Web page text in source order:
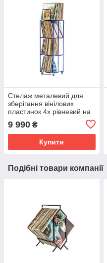
Стелаж металевий для
зберігання вінілових
пластинок 4х рівневий на
колесах 340х340х1250мм
9 990 ₴
Купити
Подібні товари компанії